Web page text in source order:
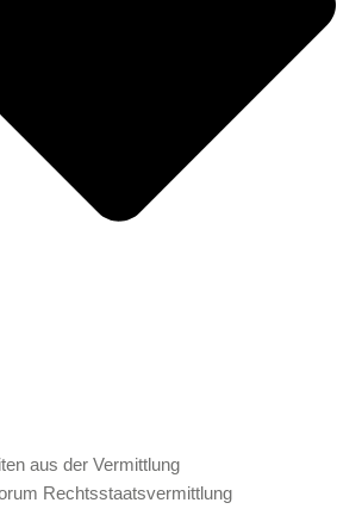
aus der Vermittlung
Rechtsstaatsvermittlung